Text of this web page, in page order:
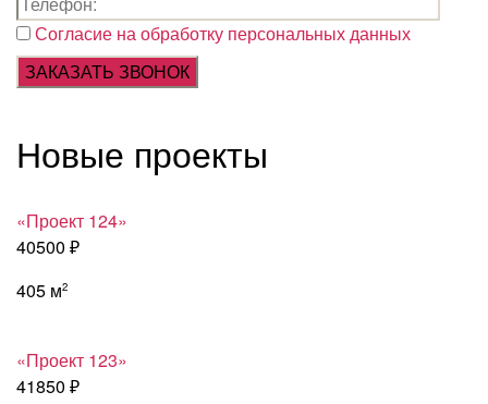
Согласие на обработку персональных данных
Новые проекты
«Проект 124»
40500 ₽
405 м2
«Проект 123»
41850 ₽